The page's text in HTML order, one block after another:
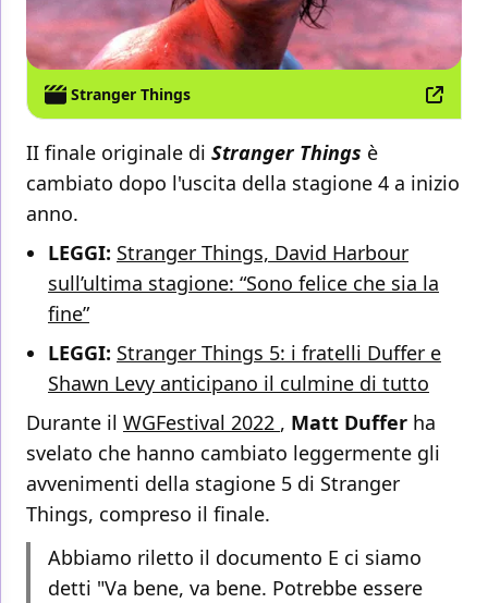
Stranger Things
II finale originale di Stranger Things è
cambiato dopo l'uscita della stagione 4 a inizio
anno.
LEGGI: Stranger Things, David Harbour
sull’ultima stagione: “Sono felice che sia la
fine”
LEGGI: Stranger Things 5: i fratelli Duffer e
Shawn Levy anticipano il culmine di tutto
Durante il WGFestival 2022 , Matt Duffer ha
svelato che hanno cambiato leggermente gli
avvenimenti della stagione 5 di Stranger
Things, compreso il finale.
Abbiamo riletto il documento E ci siamo
detti "Va bene, va bene. Potrebbe essere